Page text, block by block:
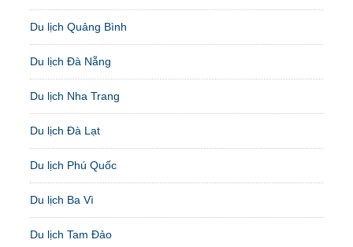
Du lịch Quảng Bình
Du lịch Đà Nẵng
Du lịch Nha Trang
Du lịch Đà Lạt
Du lịch Phú Quốc
Du lịch Ba Vì
Du lịch Tam Đảo